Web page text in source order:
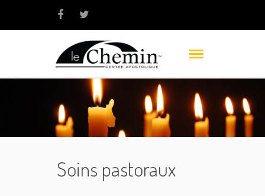
Soins pastoraux